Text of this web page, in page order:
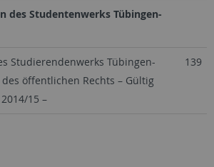
des Studentenwerks Tübingen-
Studierendenwerks Tübingen-
öffentlichen Rechts – Gültig
15 –
139